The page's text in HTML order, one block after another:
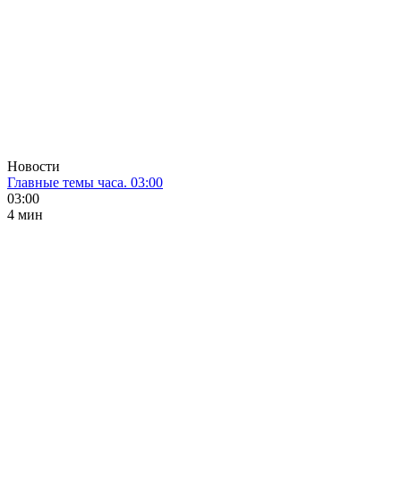
Новости
Главные темы часа. 03:00
03:00
4 мин